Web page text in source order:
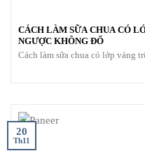
CÁCH LÀM SỮA CHUA CÓ
NGƯỢC KHÔNG ĐỔ
Cách làm sữa chua có lớp váng
20
Th11